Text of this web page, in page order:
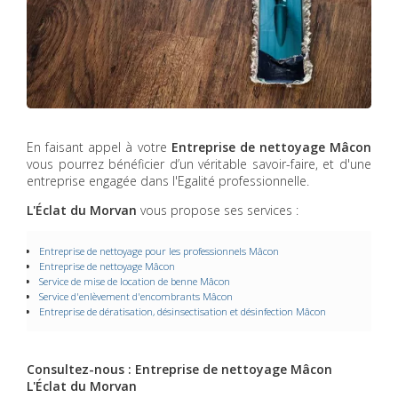
En faisant appel à votre Entreprise de nettoyage Mâcon
vous pourrez bénéficier d’un véritable savoir-faire, et d'une
entreprise engagée dans l'Egalité professionnelle.
L'Éclat du Morvan vous propose ses services :
Entreprise de nettoyage pour les professionnels Mâcon
Entreprise de nettoyage Mâcon
Service de mise de location de benne​​​​​​​ Mâcon
Service d'enlèvement d'encombrants​​​​​​​ Mâcon
Entreprise de dératisation, désinsectisation et désinfection​​​​​​​ Mâcon
Consultez-nous : Entreprise de nettoyage Mâcon
L'Éclat du Morvan